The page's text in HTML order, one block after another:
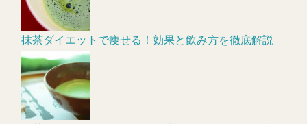
抹茶ダイエットで痩せる！効果と飲み方を徹底解説